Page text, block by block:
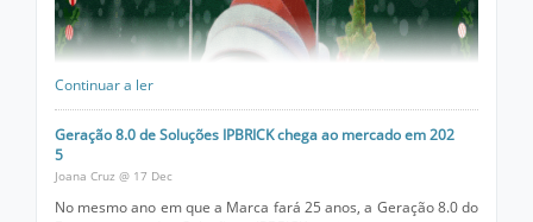
🚀 A uma semana do lançamento da versão 8.0, as Soluções
IPBRICK continuam a destacar-se, no mercado, pela sua
versatilidade, preocupação pela segurança da informação, e
promovendo formação continua nas suas tecnologias para que
as organizações sejam autónomas para implementar, gerir e
evoluir a solução.
Continuar a ler
Geração 8.0 de Soluções IPBRICK chega ao mercado em 202
5
Joana Cruz @ 17 Dec
No mesmo ano em que a Marca fará 25 anos, a Geração 8.0 do